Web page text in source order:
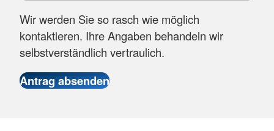
Wir werden Sie so rasch wie möglich
kontaktieren. Ihre Angaben behandeln wir
selbstverständlich vertraulich.